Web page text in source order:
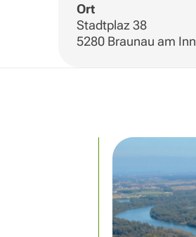
Ort
Stadtplaz 38
5280 Braunau am Inn